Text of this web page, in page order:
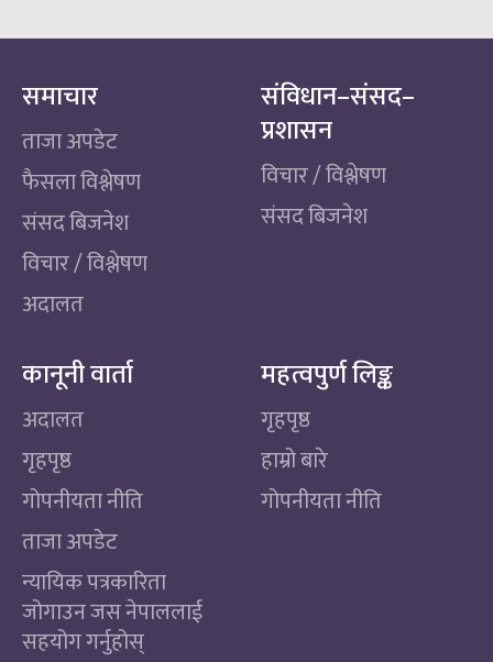
समाचार
ताजा अपडेट
फैसला विश्लेषण
संसद बिजनेश
विचार / विश्लेषण
अदालत
संविधान–संसद–
प्रशासन
विचार / विश्लेषण
संसद बिजनेश
कानूनी वार्ता
अदालत
गृहपृष्ठ
गोपनीयता नीति
ताजा अपडेट
न्यायिक पत्रकारिता
जोगाउन जस नेपाललाई
सहयोग गर्नुहोस्
महत्वपुर्ण लिङ्क
गृहपृष्ठ
हाम्रो बारे
गोपनीयता नीति